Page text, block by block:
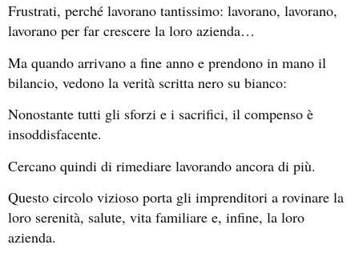
Frustrati, perché lavorano tantissimo: lavorano, lavorano,
lavorano per far crescere la loro azienda…
Ma quando arrivano a fine anno e prendono in mano il
bilancio, vedono la verità scritta nero su bianco:
Nonostante tutti gli sforzi e i sacrifici, il compenso è
insoddisfacente.
Cercano quindi di rimediare lavorando ancora di più.
Questo circolo vizioso porta gli imprenditori a rovinare la
loro serenità, salute, vita familiare e, infine, la loro
azienda.